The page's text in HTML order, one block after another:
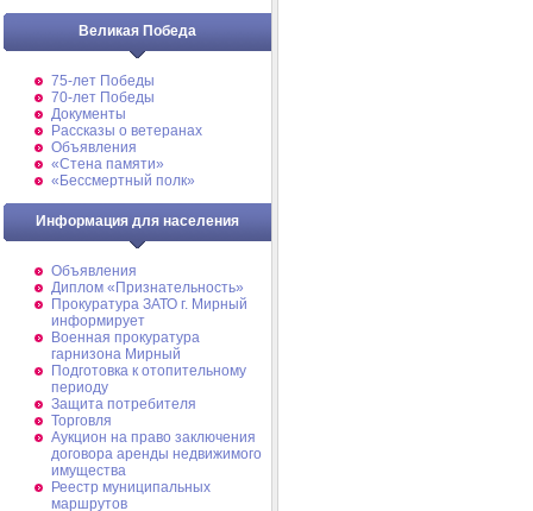
Великая Победа
75-лет Победы
70-лет Победы
Документы
Рассказы о ветеранах
Объявления
«Стена памяти»
«Бессмертный полк»
Информация для населения
Объявления
Диплом «Признательность»
Прокуратура ЗАТО г. Мирный
информирует
Военная прокуратура
гарнизона Мирный
Подготовка к отопительному
периоду
Защита потребителя
Торговля
Аукцион на право заключения
договора аренды недвижимого
имущества
Реестр муниципальных
маршрутов